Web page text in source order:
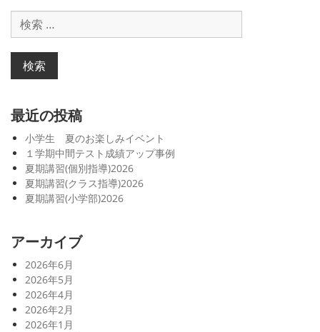
習
指
導)
最近の投稿
小学生 夏のお楽しみイベント
１学期中間テスト成績アップ事例
夏期講習(個別指導)2026
夏期講習(クラス指導)2026
夏期講習(小学部)2026
アーカイブ
2026年6月
2026年5月
2026年4月
2026年2月
2026年1月